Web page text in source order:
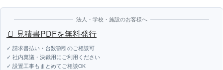
法人・学校・施設のお客様へ
📄 見積書PDFを無料発行
✓ 請求書払い・台数割引のご相談可
✓ 社内稟議・決裁用にご利用ください
✓ 設置工事もまとめてご相談OK